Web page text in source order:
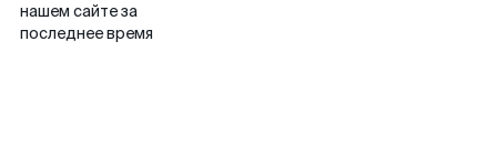
нашем сайте за
последнее время